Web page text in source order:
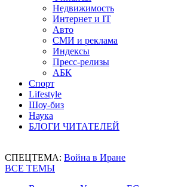
Недвижимость
Интернет и IT
Авто
СМИ и реклама
Индексы
Пресс-релизы
АБК
Спорт
Lifestyle
Шоу-биз
Наука
БЛОГИ ЧИТАТЕЛЕЙ
СПЕЦТЕМА: Война в Иране
ВСЕ ТЕМЫ